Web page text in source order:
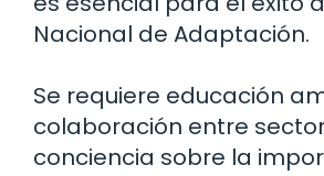
Nacional de Adaptación.
Se requiere educación
colaboración entre
conciencia sobre la